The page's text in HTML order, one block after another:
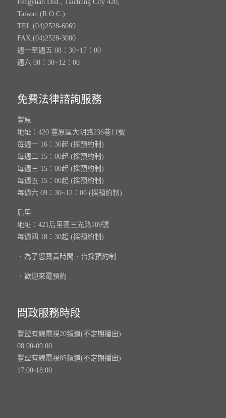
Fengyuan Dist., Taichung City 420,
Taiwan (R.O.C.)
TEL:(04)2528-6069
FAX:(04)2528-3080
週一至週五 08：30~17：00
週六 08：30~12：00
免費法律諮詢服務
豐原
地址：420 豐原區大明路236巷11號
每週一 16：30起 (採預約制)
每週二 15：00起 (採預約制)
每週三 15：00起 (採預約制)
每週五 15：00起 (採預約制)
每週六 09：30~12：00 (採預約制)
后里
地址：421后里區三光路109號
每週四 18：30起 (採預約制)
．為了您寶貴時間．皆採預約制
．歡迎來電預約
問政服務時段
豐盟有線電視20頻道(不定期播出)
08:00-09:00
豐盟有線電視85頻道(不定期播出)
17:00-18:00